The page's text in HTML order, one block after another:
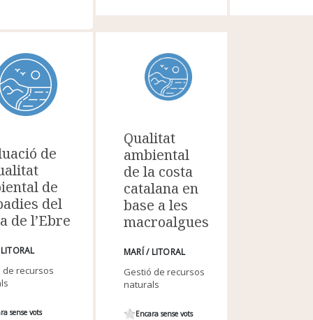
de
de
del
de l’Ebre
de recursos
sense vots
Qualitat
ambiental
de la costa
catalana en
base a les
macroalgues
MARÍ / LITORAL
Gestió de recursos
naturals
Encara sense vots